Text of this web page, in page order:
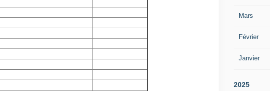
Mars
Février
Janvier
2025